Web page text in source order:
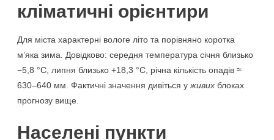
кліматичні орієнтири
Для міста характерні вологе літо та порівняно коротка
м’яка зима. Довідково: середня температура січня близько
−5,8 °C, липня близько +18,3 °C, річна кількість опадів ≈
630–640 мм. Фактичні значення дивіться у живихблоках
прогнозу вище.
Населені пункти